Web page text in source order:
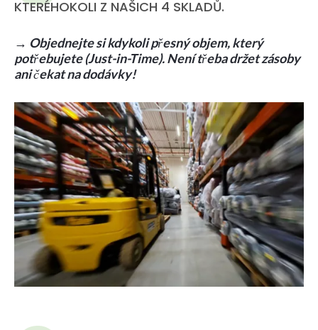
KTERÉHOKOLI Z NAŠICH 4 SKLADŮ.
→ Objednejte si kdykoli přesný objem, který
potřebujete (Just-in-Time). Není třeba držet zásoby
ani čekat na dodávky!